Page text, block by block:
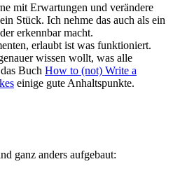
mit Erwartungen und verändere
Stück. Ich nehme das auch als ein
erkennbar macht.
erlaubt ist was funktioniert.
wissen wollt, was alle
Buch How to (not) Write a
einige gute Anhaltspunkte.
ganz anders aufgebaut: